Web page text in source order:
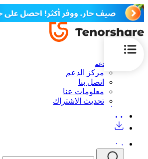
الدعم
مركز الدعم
اتصل بنا
معلومات عنا
تحديث الاشتراك